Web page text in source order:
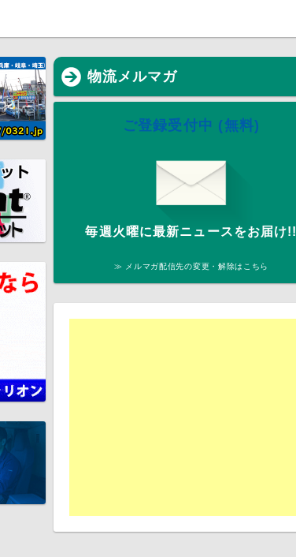
物流メルマガ
ご登録受付中 (無料)
毎週火曜に最新ニュースをお届け!!
≫ メルマガ配信先の変更・解除はこちら